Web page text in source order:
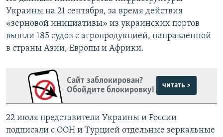
Украины на 21 сентября, за время действия
«зерновой инициативы» из украинских портов
вышли 185 судов с агропродукцией, направленной
в страны Азии, Европы и Африки.
Сайт заблокирован?
Обойдите блокировку!
читать >
22 июля представители Украины и России
подписали с ООН и Турцией отдельные зеркальные